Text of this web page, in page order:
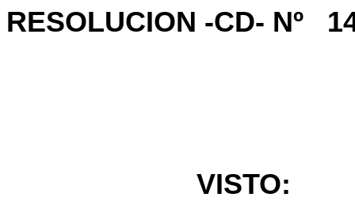
RESOLUCION -CD- Nº
VISTO: